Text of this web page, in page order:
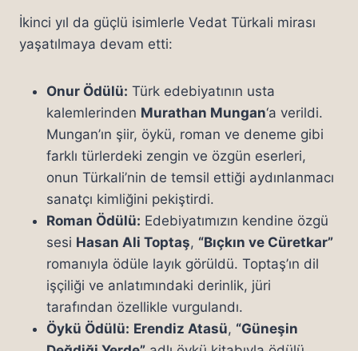
İkinci yıl da güçlü isimlerle Vedat Türkali mirası
yaşatılmaya devam etti:
Onur Ödülü: Türk edebiyatının usta
kalemlerinden Murathan Mungan‘a verildi.
Mungan’ın şiir, öykü, roman ve deneme gibi
farklı türlerdeki zengin ve özgün eserleri,
onun Türkali’nin de temsil ettiği aydınlanmacı
sanatçı kimliğini pekiştirdi.
Roman Ödülü: Edebiyatımızın kendine özgü
sesi Hasan Ali Toptaş, “Bıçkın ve Cüretkar”
romanıyla ödüle layık görüldü. Toptaş’ın dil
işçiliği ve anlatımındaki derinlik, jüri
tarafından özellikle vurgulandı.
Öykü Ödülü: Erendiz Atasü, “Güneşin